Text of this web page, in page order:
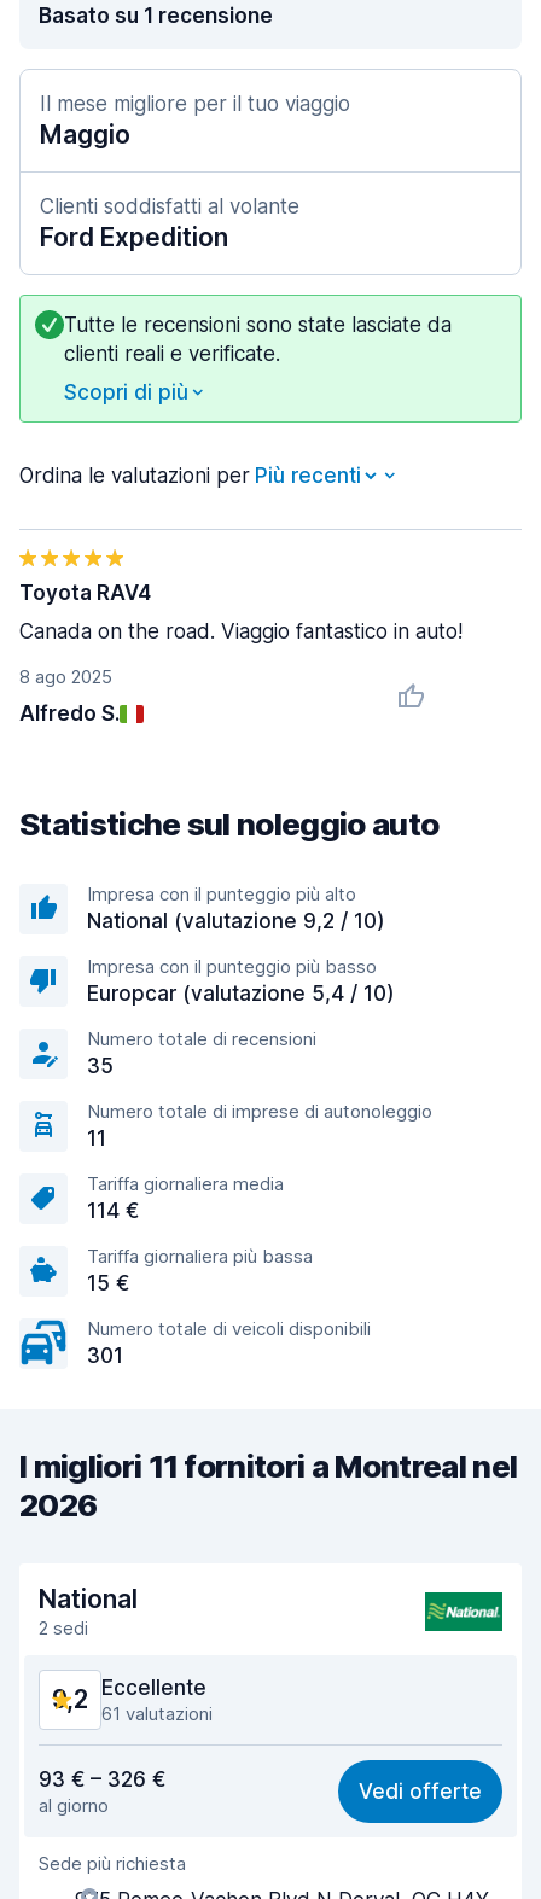
Basato su 1 recensione
Il mese migliore per il tuo viaggio
Maggio
Clienti soddisfatti al volante
Ford Expedition
Tutte le recensioni sono state lasciate da
clienti reali e verificate.
Scopri di più
Ordina le valutazioni per
8 ago 2025
Alfredo S.
Toyota RAV4
Canada on the road. Viaggio fantastico in auto!
Statistiche sul noleggio auto
Impresa con il punteggio più alto
National (valutazione 9,2 / 10)
Impresa con il punteggio più basso
Europcar (valutazione 5,4 / 10)
Numero totale di recensioni
35
Numero totale di imprese di autonoleggio
11
Tariffa giornaliera media
114 €
Tariffa giornaliera più bassa
15 €
Numero totale di veicoli disponibili
301
I migliori 11 fornitori a Montreal nel
2026
National
2 sedi
9,2 Eccellente
61 valutazioni
9,1
Facile da trovare 8,9
Gentilezza degli agenti
93 € – 326 €
al giorno
Vedi offerte
Sede più richiesta